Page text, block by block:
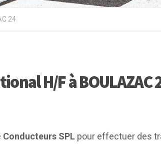
24
H/F à BOULAZAC
Conducteurs SPL pour effectuer des